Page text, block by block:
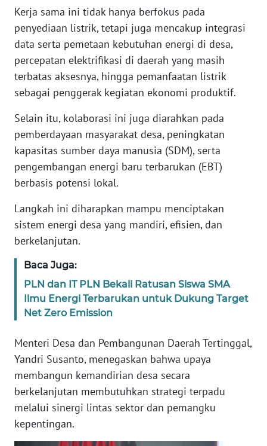
Kerja sama ini tidak hanya berfokus pada
penyediaan listrik, tetapi juga mencakup integrasi
data serta pemetaan kebutuhan energi di desa,
percepatan elektrifikasi di daerah yang masih
terbatas aksesnya, hingga pemanfaatan listrik
sebagai penggerak kegiatan ekonomi produktif.
Selain itu, kolaborasi ini juga diarahkan pada
pemberdayaan masyarakat desa, peningkatan
kapasitas sumber daya manusia (SDM), serta
pengembangan energi baru terbarukan (EBT)
berbasis potensi lokal.
Langkah ini diharapkan mampu menciptakan
sistem energi desa yang mandiri, efisien, dan
berkelanjutan.
Baca Juga:
PLN dan IT PLN Bekali Ratusan Siswa SMA
Ilmu Energi Terbarukan untuk Dukung Target
Net Zero Emission
Menteri Desa dan Pembangunan Daerah Tertinggal,
Yandri Susanto, menegaskan bahwa upaya
membangun kemandirian desa secara
berkelanjutan membutuhkan strategi terpadu
melalui sinergi lintas sektor dan pemangku
kepentingan.
JAKARTA
WN
JABAR
BANTEN
WN
NTT
KEPRI
WN
WN
PAPUA
BARAT
WN
RIAU
WN
SERAMBI